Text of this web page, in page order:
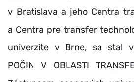
v Bratislava a jeho Centra
a Centra pre transfer
univerzite v Brne, sa stal
POČIN V OBLASTI